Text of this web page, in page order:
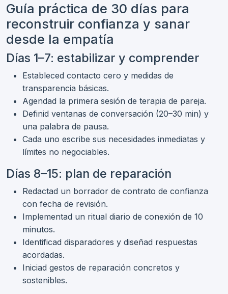
Guía práctica de 30 días para
reconstruir confianza y sanar
desde la empatía
Días 1–7: estabilizar y comprender
Estableced contacto cero y medidas de
transparencia básicas.
Agendad la primera sesión de terapia de pareja.
Definid ventanas de conversación (20–30 min) y
una palabra de pausa.
Cada uno escribe sus necesidades inmediatas y
límites no negociables.
Días 8–15: plan de reparación
Redactad un borrador de contrato de confianza
con fecha de revisión.
Implementad un ritual diario de conexión de 10
minutos.
Identificad disparadores y diseñad respuestas
acordadas.
Iniciad gestos de reparación concretos y
sostenibles.